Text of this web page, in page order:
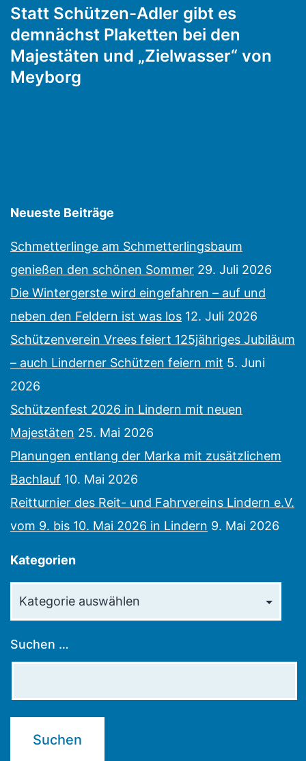
Statt Schützen-Adler gibt es
demnächst Plaketten bei den
Majestäten und „Zielwasser“ von
Meyborg
Neueste Beiträge
Schmetterlinge am Schmetterlingsbaum
genießen den schönen Sommer 29. Juli 2026
Die Wintergerste wird eingefahren – auf und
neben den Feldern ist was los 12. Juli 2026
Schützenverein Vrees feiert 125jähriges Jubiläum
– auch Linderner Schützen feiern mit 5. Juni
2026
Schützenfest 2026 in Lindern mit neuen
Majestäten 25. Mai 2026
Planungen entlang der Marka mit zusätzlichem
Bachlauf 10. Mai 2026
Reitturnier des Reit- und Fahrvereins Lindern e.V.
vom 9. bis 10. Mai 2026 in Lindern 9. Mai 2026
Kategorien
Suchen …